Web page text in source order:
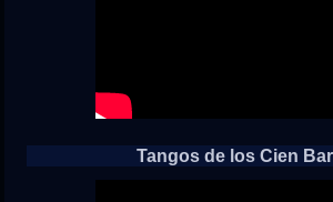
Tangos de los Cien